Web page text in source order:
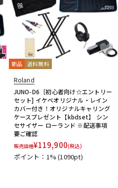
新品 送料無料
Roland
JUNO-D6［初心者向け☆エントリー
セット] イケベオリジナル・レイン
カバー付き！オリジナルキャリング
ケースプレゼント【kbdset】 シン
セサイザー ローランド ※配送事項
要ご確認
販売価格¥119,900(税込)
ポイント：1%(1090pt)